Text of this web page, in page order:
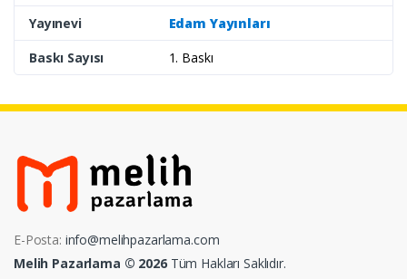
Yayınevi
Edam Yayınları
Baskı Sayısı
1. Baskı
E-Posta: info@melihpazarlama.com
Melih Pazarlama © 2026Tüm Hakları Saklıdır.